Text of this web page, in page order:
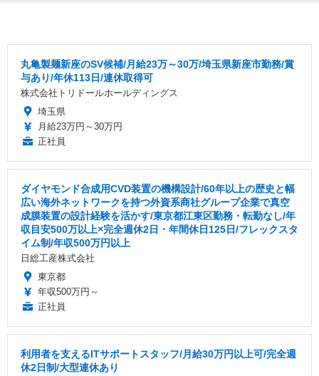
丸亀製麺新座のSV候補/月給23万～30万/埼玉県新座市勤務/賞
与あり/年休113日/連休取得可
株式会社トリドールホールディングス
埼玉県
月給23万円～30万円
正社員
ダイヤモンド合成用CVD装置の機構設計/60年以上の歴史と幅
広い海外ネットワークを持つ外資系商社グループ企業で真空
成膜装置の設計経験を活かす/東京都江東区勤務・転勤なし/年
収目安500万以上×完全週休2日・年間休日125日/フレックスタ
イム制/年収500万円以上
日総工産株式会社
東京都
年収500万円～
正社員
利用者を支えるITサポートスタッフ/月給30万円以上可/完全週
休2日制/大型連休あり